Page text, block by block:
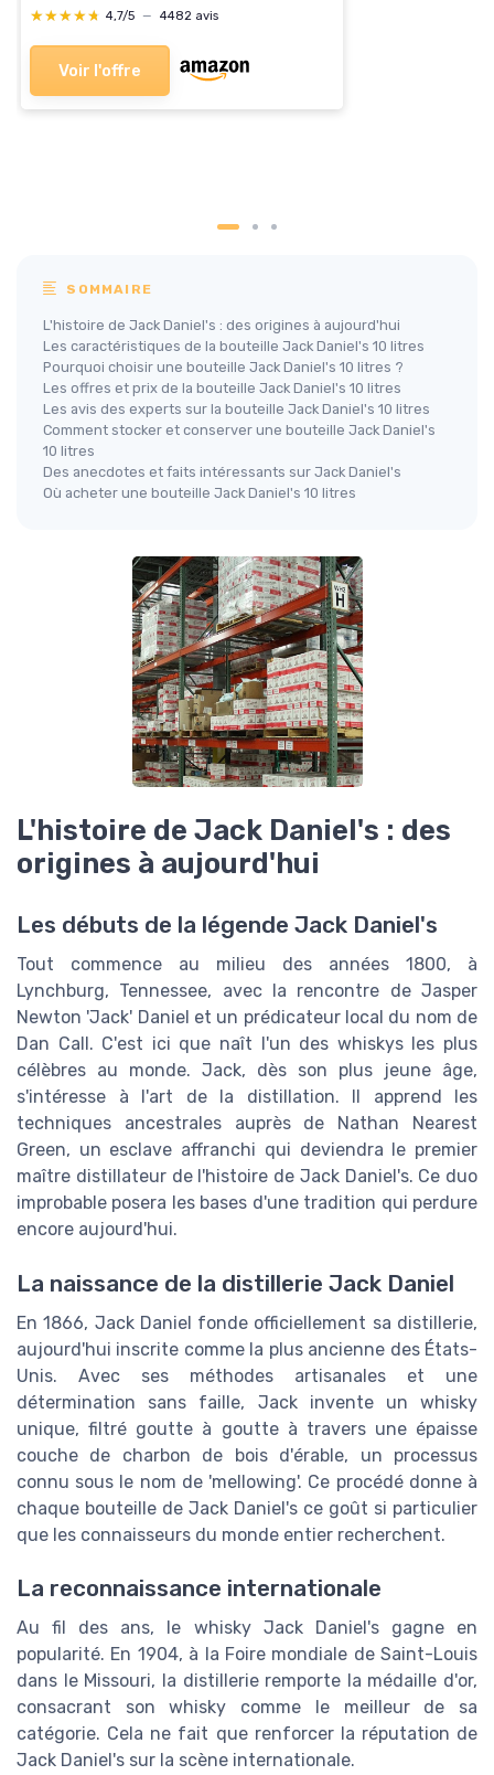
★★★★★
★★★★★ 4,7/5 — 4482 avis
Voir l'offre
SOMMAIRE
L'histoire de Jack Daniel's : des origines à aujourd'hui
Les caractéristiques de la bouteille Jack Daniel's 10 litres
Pourquoi choisir une bouteille Jack Daniel's 10 litres ?
Les offres et prix de la bouteille Jack Daniel's 10 litres
Les avis des experts sur la bouteille Jack Daniel's 10 litres
Comment stocker et conserver une bouteille Jack Daniel's
10 litres
Des anecdotes et faits intéressants sur Jack Daniel's
Où acheter une bouteille Jack Daniel's 10 litres
L'histoire de Jack Daniel's : des
origines à aujourd'hui
Les débuts de la légende Jack Daniel's
Tout commence au milieu des années 1800, à
Lynchburg, Tennessee, avec la rencontre de Jasper
Newton 'Jack' Daniel et un prédicateur local du nom de
Dan Call. C'est ici que naît l'un des whiskys les plus
célèbres au monde. Jack, dès son plus jeune âge,
s'intéresse à l'art de la distillation. Il apprend les
techniques ancestrales auprès de Nathan Nearest
Green, un esclave affranchi qui deviendra le premier
maître distillateur de l'histoire de Jack Daniel's. Ce duo
improbable posera les bases d'une tradition qui perdure
encore aujourd'hui.
La naissance de la distillerie Jack Daniel
En 1866, Jack Daniel fonde officiellement sa distillerie,
aujourd'hui inscrite comme la plus ancienne des États-
Unis. Avec ses méthodes artisanales et une
détermination sans faille, Jack invente un whisky
unique, filtré goutte à goutte à travers une épaisse
couche de charbon de bois d'érable, un processus
connu sous le nom de 'mellowing'. Ce procédé donne à
chaque bouteille de Jack Daniel's ce goût si particulier
que les connaisseurs du monde entier recherchent.
La reconnaissance internationale
Au fil des ans, le whisky Jack Daniel's gagne en
popularité. En 1904, à la Foire mondiale de Saint-Louis
dans le Missouri, la distillerie remporte la médaille d'or,
consacrant son whisky comme le meilleur de sa
catégorie. Cela ne fait que renforcer la réputation de
Jack Daniel's sur la scène internationale.